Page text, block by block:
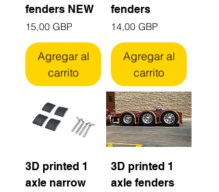
fenders NEW
Precio
15,00 GBP
Agregar al
carrito
fenders
Precio
14,00 GBP
Agregar al
carrito
3D printed 1
axle narrow
3D printed 1
axle fenders